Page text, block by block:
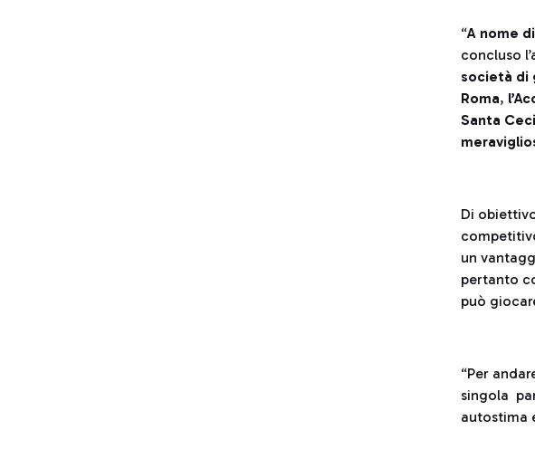
“A nome
concluso
società di
Roma,
Santa
Di
un
pertanto
può
“Per
singola
autostima